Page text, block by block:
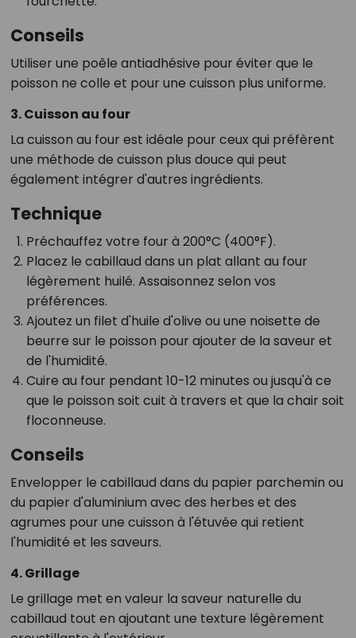
Conseils
Utiliser une poêle antiadhésive pour éviter que le
poisson ne colle et pour une cuisson plus uniforme.
3. Cuisson au four
La cuisson au four est idéale pour ceux qui préfèrent
une méthode de cuisson plus douce qui peut
également intégrer d'autres ingrédients.
Technique
Préchauffez votre four à 200°C (400°F).
Placez le cabillaud dans un plat allant au four
légèrement huilé. Assaisonnez selon vos
préférences.
Ajoutez un filet d'huile d'olive ou une noisette de
beurre sur le poisson pour ajouter de la saveur et
de l'humidité.
Cuire au four pendant 10-12 minutes ou jusqu'à ce
que le poisson soit cuit à travers et que la chair soit
floconneuse.
Conseils
Envelopper le cabillaud dans du papier parchemin ou
du papier d'aluminium avec des herbes et des
agrumes pour une cuisson à l'étuvée qui retient
l'humidité et les saveurs.
4. Grillage
Le grillage met en valeur la saveur naturelle du
cabillaud tout en ajoutant une texture légèrement